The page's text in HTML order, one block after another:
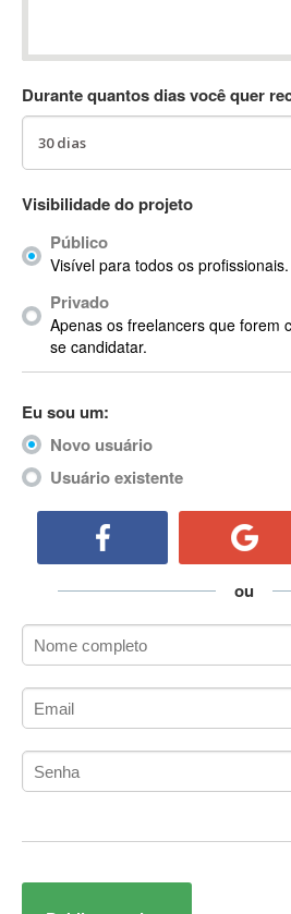
ACDSee
Acrobat X
Acronis
ACT
Actian
Actimize
ActionScript
Active Directory
ActiveCollab
ActiveX
Adianti Framework
Administração Acadêmica
Administração de Artistas e Repertórios
Administração de Banco de Dados
Administração de Redes
Administração PostgreSQL
Administrador de Sistemas
ADO.NET Entity Framework
Durante quantos dias você quer
Visibilidade do projeto
Público
Visível para todos os profissionais.
Privado
Apenas os freelancers que forem
se candidatar.
Eu sou um:
Novo usuário
Usuário existente
ou